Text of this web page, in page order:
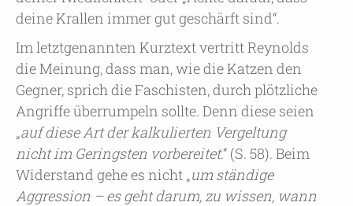
deine Krallen immer gut geschärft sind“.
Im letztgenannten Kurztext vertritt Reynolds
die Meinung, dass man, wie die Katzen den
Gegner, sprich die Faschisten, durch plötzliche
Angriffe überrumpeln sollte. Denn diese seien
„auf diese Art der kalkulierten Vergeltung
nicht im Geringsten vorbereitet.“ (S. 58). Beim
Widerstand gehe es nicht „um ständige
Aggression – es geht darum, zu wissen, wann